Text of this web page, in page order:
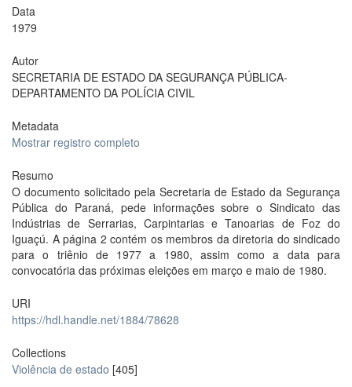
Data
1979
Autor
SECRETARIA DE ESTADO DA SEGURANÇA PÚBLICA-
DEPARTAMENTO DA POLÍCIA CIVIL
Metadata
Mostrar registro completo
Resumo
O documento solicitado pela Secretaria de Estado da Segurança
Pública do Paraná, pede informações sobre o Sindicato das
Indústrias de Serrarias, Carpintarias e Tanoarias de Foz do
Iguaçú. A página 2 contém os membros da diretoria do sindicado
para o triênio de 1977 a 1980, assim como a data para
convocatória das próximas eleições em março e maio de 1980.
URI
https://hdl.handle.net/1884/78628
Collections
Violência de estado [405]